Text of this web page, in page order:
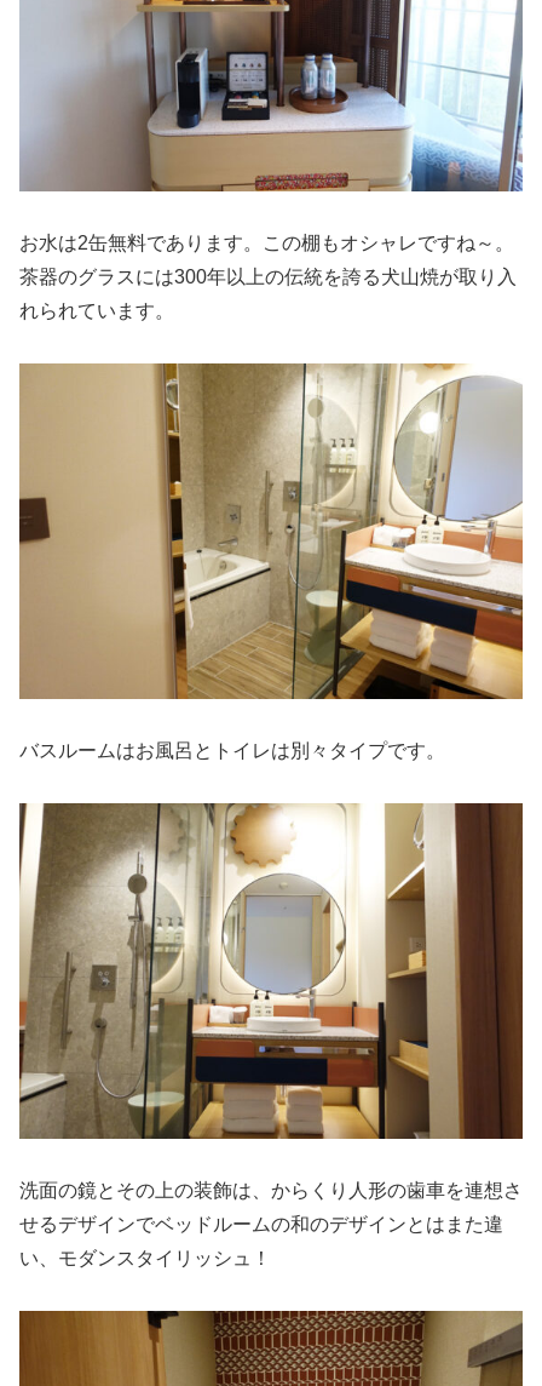
お水は2缶無料であります。この棚もオシャレですね～。
茶器のグラスには300年以上の伝統を誇る犬山焼が取り入
れられています。
バスルームはお風呂とトイレは別々タイプです。
洗面の鏡とその上の装飾は、からくり人形の歯車を連想さ
せるデザインでベッドルームの和のデザインとはまた違
い、モダンスタイリッシュ！